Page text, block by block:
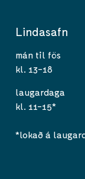
Lindasafn
mán til fös
kl. 13-18
laugardaga
kl. 11-15*
*lokað á